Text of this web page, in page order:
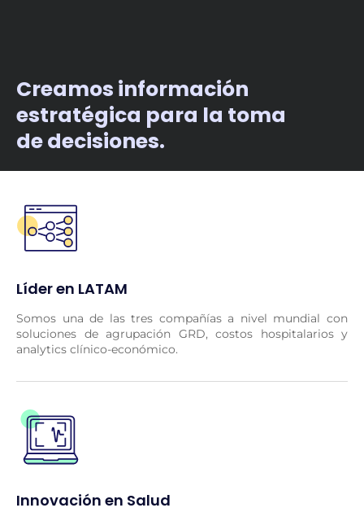
Creamos información
estratégica para la toma
de decisiones.
Líder en LATAM
Somos una de las tres compañías a nivel mundial con
soluciones de agrupación GRD, costos hospitalarios y
analytics clínico-económico.
Innovación en Salud